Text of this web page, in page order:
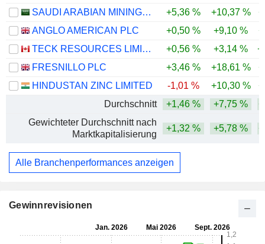
SAUDI ARABIAN MINING COMPANY (MAADEN)
+5,36 % +10,37 %
ANGLO AMERICAN PLC
+0,50 % +9,10 %
TECK RESOURCES LIMITED
+0,56 % +3,14 %
FRESNILLO PLC
+3,46 % +18,61 %
HINDUSTAN ZINC LIMITED
-1,01 % +10,30 %
Durchschnitt
+1,46 % +7,75 %
Gewichteter Durchschnitt nach
Marktkapitalisierung
+1,32 % +5,78 %
Alle Branchenperformances anzeigen
Gewinnrevisionen